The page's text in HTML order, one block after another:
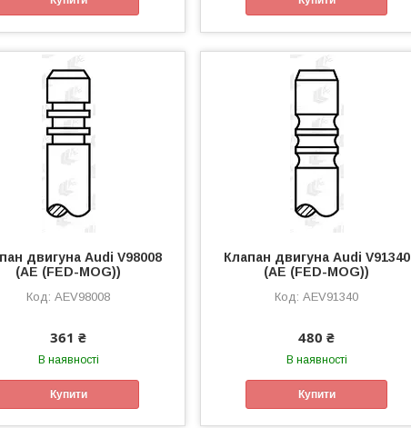
двигуна Audi V98008
(AE (FED-MOG))
AEV98008
361 ₴
В наявності
Купити
Клапан двигуна Audi V91340
(AE (FED-MOG))
AEV91340
480 ₴
В наявності
Купити